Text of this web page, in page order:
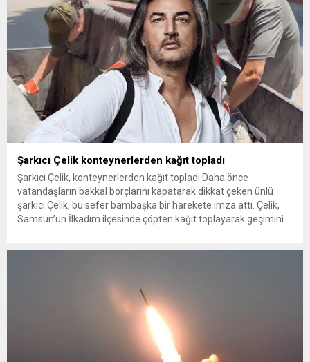
Şarkıcı Çelik konteynerlerden kağıt topladı
Şarkıcı Çelik, konteynerlerden kağıt topladı Daha önce
vatandaşların bakkal borçlarını kapatarak dikkat çeken ünlü
şarkıcı Çelik, bu sefer bambaşka bir harekete imza attı. Çelik,
Samsun’un İlkadım ilçesinde çöpten kağıt toplayarak geçimini